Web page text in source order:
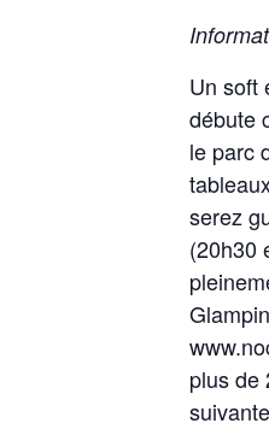
Un soft
débute
le parc
serez
(20h30
plus de